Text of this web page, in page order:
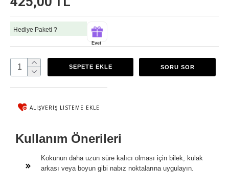
Hediye Paketi ?
Evet
SEPETE EKLE SORU SOR
ALIŞVERIŞ LISTEME EKLE
Kullanım Önerileri
Kokunun daha uzun süre kalıcı olması için bilek, kulak
arkası veya boyun gibi nabız noktalarına uygulayın.